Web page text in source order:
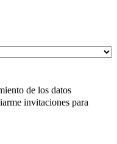
de los datos
invitaciones para